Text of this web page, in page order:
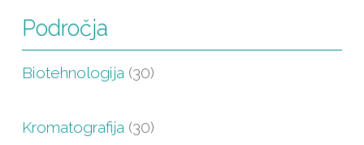
Področja
Biotehnologija (30)
Kromatografija (30)